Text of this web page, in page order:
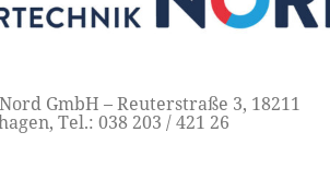
GmbH – Reuterstraße 3, 18211
Tel.: 038 203 / 421 26